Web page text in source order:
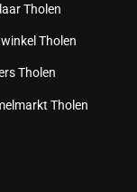
Tholen
Tholen
Tholen
Tholen